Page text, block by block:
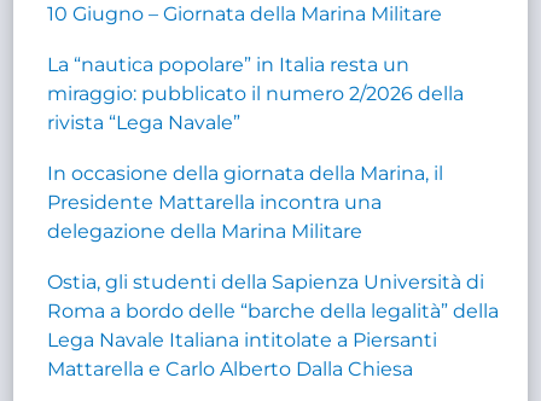
10 Giugno – Giornata della Marina Militare
La “nautica popolare” in Italia resta un
miraggio: pubblicato il numero 2/2026 della
rivista “Lega Navale”
In occasione della giornata della Marina, il
Presidente Mattarella incontra una
delegazione della Marina Militare
Ostia, gli studenti della Sapienza Università di
Roma a bordo delle “barche della legalità” della
Lega Navale Italiana intitolate a Piersanti
Mattarella e Carlo Alberto Dalla Chiesa